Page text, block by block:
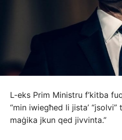
L-eks Prim Ministru f’kitba
“min iwiegħed li jista’
maġika jkun qed jivvinta.”